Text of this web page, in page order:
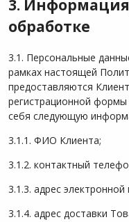
3.
обработке
3.1. Персональные
рамках настоящей
предоставляются
регистрационной
себя следующую
3.1.1. ФИО Клиента;
3.1.2. контактный
3.1.3. адрес
3.1.4. адрес доставки